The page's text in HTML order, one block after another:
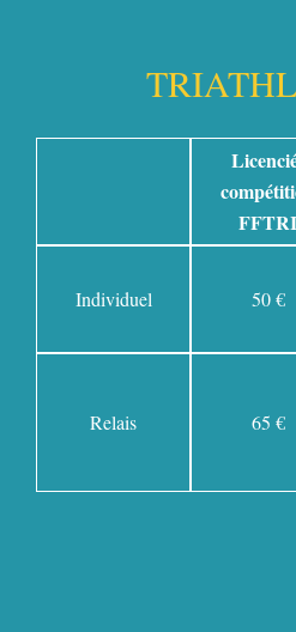
FFTRI
Individuel 50 €
Relais 65 €